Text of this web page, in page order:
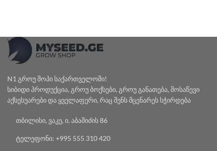
N1 გროუ შოპი საქართველოში!
სიბიდი პროდუქცია, გროუ ბოქსები, გროუ განათება, მოსაწევი
აქსესუარები და ყველაფერი, რაც შენს მცენარეს სჭირდება
თბილისი, ვაკე, ი. აბაშიძის 86
ტელეფონი: +995 555 310 420